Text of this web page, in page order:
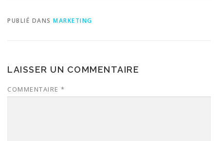
PUBLIÉ DANS MARKETING
LAISSER UN COMMENTAIRE
COMMENTAIRE *